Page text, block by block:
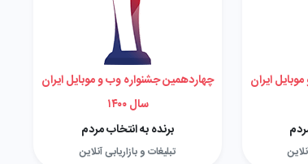
ایران
چهاردهمین جشنواره وب و موبایل ایران
سال ۱۴۰۰
برنده به انتخاب مردم
تبلیغات و بازاریابی آنلاین